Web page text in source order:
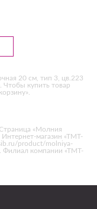
20 см, тип 3, цв.223
Чтобы купить товар
«Молния
магазин «ТМТ-
product/molniya-
Филиал компании «ТМТ-